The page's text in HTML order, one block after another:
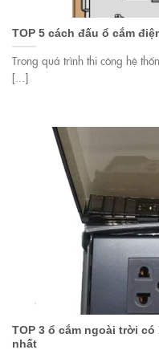
TOP 5 cách đấu ổ cắm
Trong quá trình thi công hệ
[...]
TOP 3 ổ cắm ngoài trời
nhất